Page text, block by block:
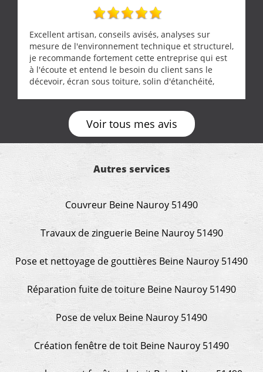
Excellent artisan, conseils avisés, analyses sur
mesure de l'environnement technique et structurel,
je recommande fortement cette entreprise qui est
à l'écoute et entend le besoin du client sans le
décevoir, écran sous toiture, solin d'étanchéité,
œuvre sans besoin d'y revenir. confiance assurée.
Voir tous mes avis
Autres services
Couvreur Beine Nauroy 51490
Travaux de zinguerie Beine Nauroy 51490
Pose et nettoyage de gouttières Beine Nauroy 51490
Réparation fuite de toiture Beine Nauroy 51490
Pose de velux Beine Nauroy 51490
Création fenêtre de toit Beine Nauroy 51490